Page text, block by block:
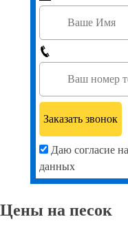
Даю согласие
данных
Цены на песок